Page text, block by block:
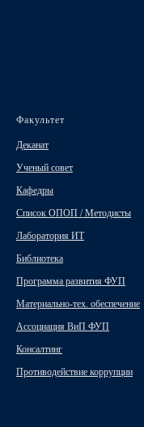
Факультет
Деканат
Ученый совет
Кафедры
Список ОПОП / Методисты
Лаборатория ИТ
Библиотека
Программа развития ФУП
Материально-тех. обеспечение
Ассоциация ВиП ФУП
Консалтинг
Противодействие коррупции